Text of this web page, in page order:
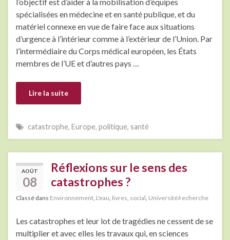
spécialisées en médecine et en santé publique, et du
matériel connexe en vue de faire face aux situations
d’urgence à l’intérieur comme à l’extérieur de l’Union. Par
l’intermédiaire du Corps médical européen, les États
membres de l’UE et d’autres pays …
Lire la suite
catastrophe, Europe, politique, santé
AOÛT
08
Réflexions sur le sens des
catastrophes ?
Classé dans Environnement, L'eau, livres, social, Université/recherche
Les catastrophes et leur lot de tragédies ne cessent de se
multiplier et avec elles les travaux qui, en sciences